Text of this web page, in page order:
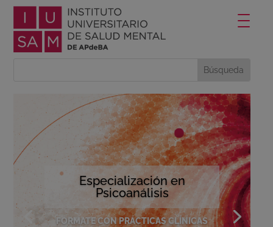
Especialización en
Psicoanálisis
FORMATE CON PRÁCTICAS CLÍNICAS